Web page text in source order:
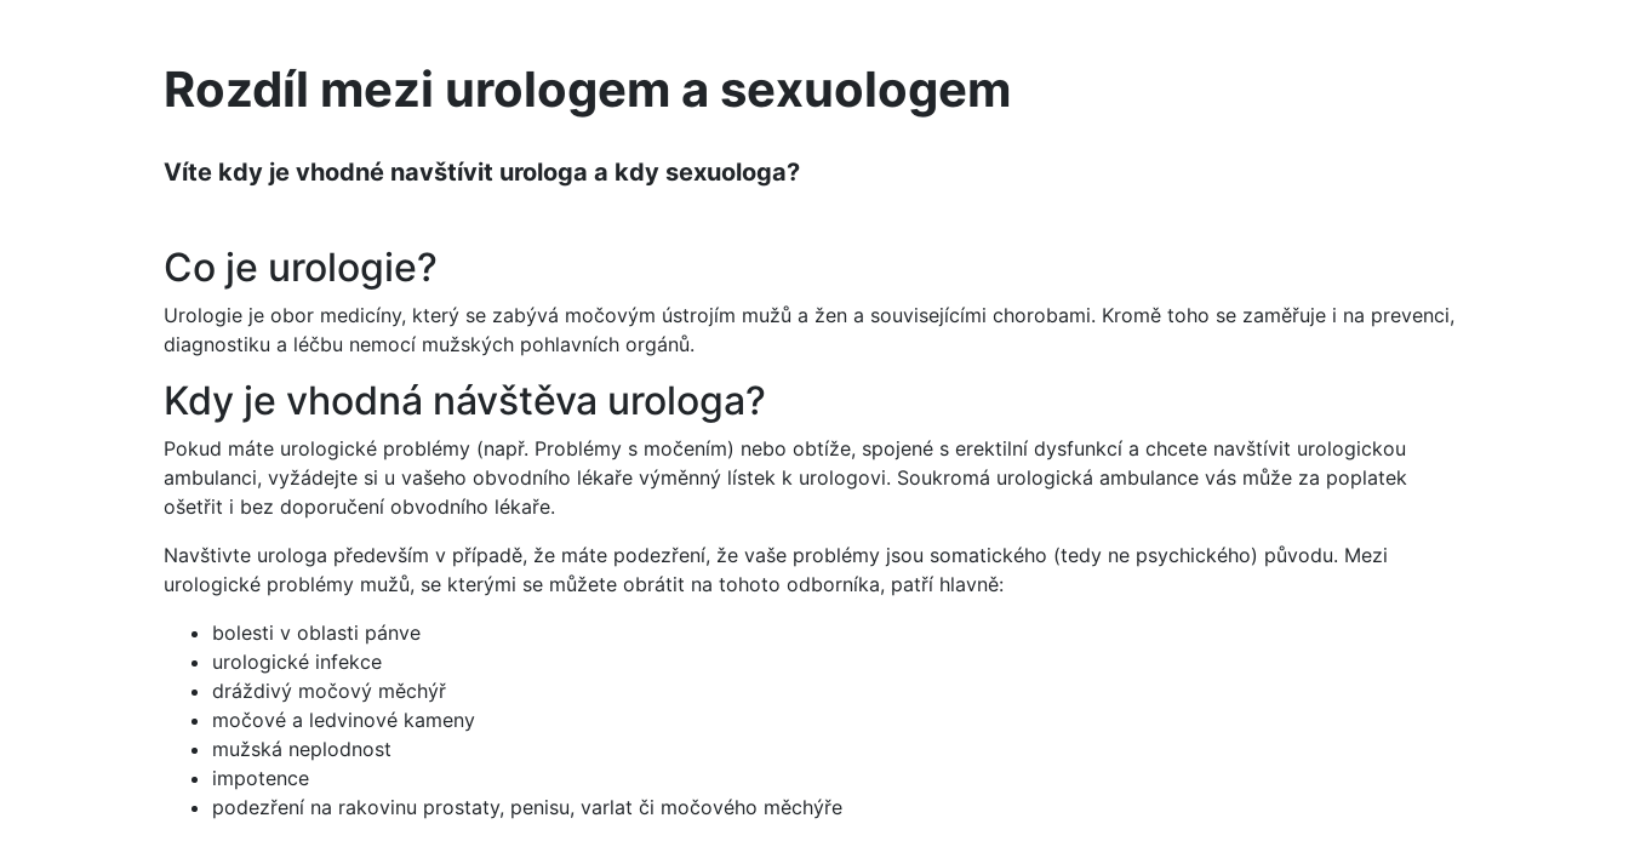
Rozdíl mezi urologem a sexuologem
Víte kdy je vhodné navštívit urologa a kdy sexuologa?
Co je urologie?
Urologie je obor medicíny, který se zabývá močovým ústrojím mužů a žen a souvisejícími chorobami. Kromě toho se zaměřuje i na prevenci,
diagnostiku a léčbu nemocí mužských pohlavních orgánů.
Kdy je vhodná návštěva urologa?
Pokud máte urologické problémy (např. Problémy s močením) nebo obtíže, spojené s erektilní dysfunkcí a chcete navštívit urologickou
ambulanci, vyžádejte si u vašeho obvodního lékaře výměnný lístek k urologovi. Soukromá urologická ambulance vás může za poplatek
ošetřit i bez doporučení obvodního lékaře.
Navštivte urologa především v případě, že máte podezření, že vaše problémy jsou somatického (tedy ne psychického) původu. Mezi
urologické problémy mužů, se kterými se můžete obrátit na tohoto odborníka, patří hlavně:
bolesti v oblasti pánve
urologické infekce
dráždivý močový měchýř
močové a ledvinové kameny
mužská neplodnost
impotence
podezření na rakovinu prostaty, penisu, varlat či močového měchýře